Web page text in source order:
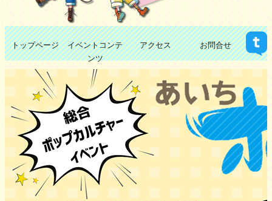
トップページ
イベントコンテ
ンツ
コスプレ
アマチュア作品展示即売会
ステージイベント
撮影スポット
企業・出演者ブース
体験コーナー
スタンプラリー
アクセス お問合せ